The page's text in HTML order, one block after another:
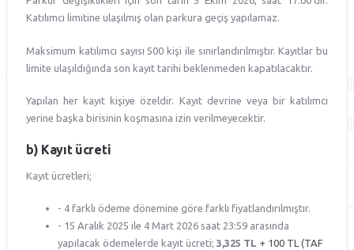
Katılımcı limitine ulaşılmış olan parkura geçiş yapılamaz.
Maksimum katılımcı sayısı 500 kişi ile sınırlandırılmıştır. Kayıtlar bu
limite ulaşıldığında son kayıt tarihi beklenmeden kapatılacaktır.
Yapılan her kayıt kişiye özeldir. Kayıt devrine veya bir katılımcı
yerine başka birisinin koşmasına izin verilmeyecektir.
b) Kayıt ücreti
Kayıt ücretleri;
- 4 farklı ödeme dönemine göre farklı fiyatlandırılmıştır.
- 15 Aralık 2025 ile 4 Mart 2026 saat 23:59 arasında
yapılacak ödemelerde kayıt ücreti; 3,325 TL + 100 TL (TAF